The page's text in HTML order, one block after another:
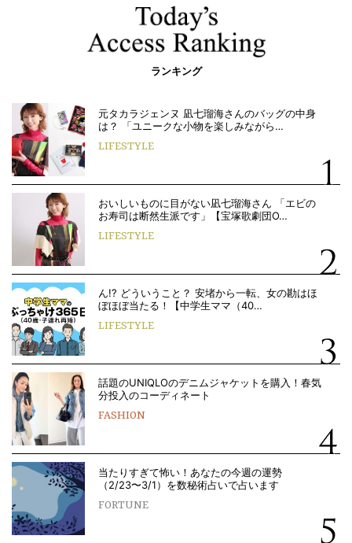
ランキング
元タカラジェンヌ 凪七瑠海さんのバッグの中身
は？ 「ユニークな小物を楽しみながら…
LIFESTYLE
おいしいものに目がない凪七瑠海さん 「エビの
お寿司は断然生派です」【宝塚歌劇団O…
LIFESTYLE
ん!? どういうこと？ 安堵から一転、女の勘はほ
ぼほぼ当たる！【中学生ママ（40…
LIFESTYLE
話題のUNIQLOのデニムジャケットを購入！春気
分投入のコーディネート
FASHION
当たりすぎて怖い！あなたの今週の運勢
（2/23〜3/1）を数秘術占いで占います
FORTUNE